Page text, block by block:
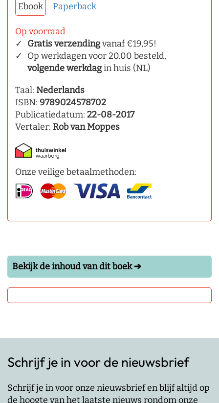
Ebook
Paperback
Op voorraad
Gratis verzendingvanaf €19,95!
Op werkdagen voor 20.00 besteld,
volgende werkdagin huis (NL)
Taal: Nederlands
ISBN: 9789024578702
Publicatiedatum: 22-08-2017
Vertaler: Rob van Moppes
Onze veilige betaalmethoden:
Bekijk de inhoud van dit boek ➔
Schrijf je in voor de nieuwsbrief
Schrijf je in voor onze nieuwsbrief en blijf altijd op
de hoogte van het laatste nieuws rondom onze